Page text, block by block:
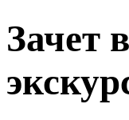
Зачет